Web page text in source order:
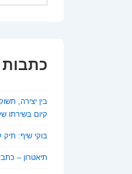
כתבות
בין יצירה,
קיום בשירתו
בוקי שיף: תיק
תיאטרון –